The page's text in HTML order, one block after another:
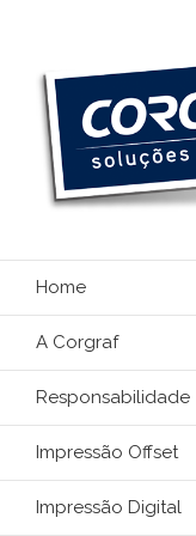
conteúdo
Home
A Corgraf
Responsabilidade
Impressão Offset
Impressão Digital